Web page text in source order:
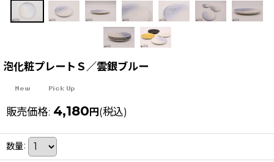
泡化粧プレートＳ／雲銀ブルー
販売価格: 4,180円(税込)
数量: